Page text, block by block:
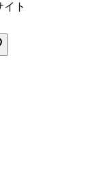
ト